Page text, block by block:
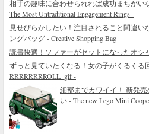
相手の趣味に合わせられれば成功まちがい
The Most Untraditional Engagement Rings -
見せびらかしたい！注目されること間違
ングバッグ - Creative Shopping Bag
読書快適！ソファーがセットになったオシ
ずっと見ていたくなる！女の子がくるくる
RRRRRRRROLL_gif -
細部までカワイイ！ 新発
い - The new Lego Mini